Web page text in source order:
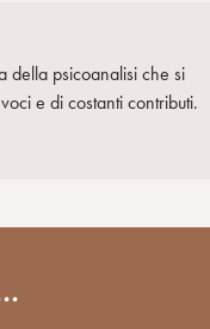
della psicoanalisi che si
e di costanti contributi.